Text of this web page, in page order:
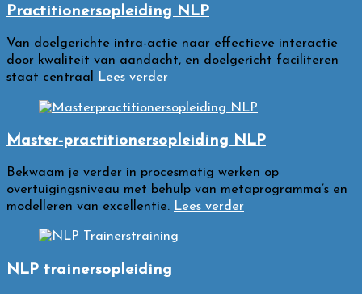
Practitionersopleiding NLP
Van doelgerichte intra-actie naar effectieve interactie
door kwaliteit van aandacht, en doelgericht faciliteren
staat centraal
Lees verder
Master-practitionersopleiding NLP
Bekwaam je verder in procesmatig werken op
overtuigingsniveau met behulp van metaprogramma’s en
modelleren van excellentie. Lees verder
NLP trainersopleiding